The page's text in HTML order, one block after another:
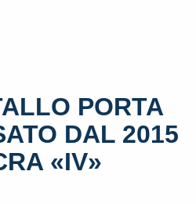
PORTA
DAL 2015
«IV»